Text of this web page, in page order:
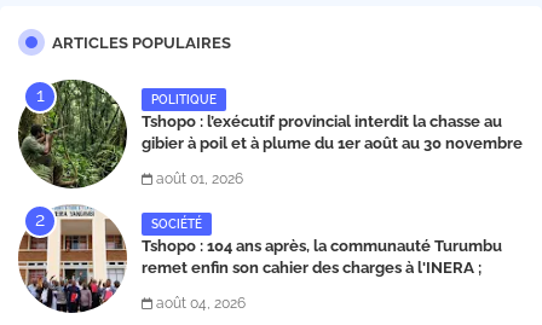
ARTICLES POPULAIRES
POLITIQUE
Tshopo : l’exécutif provincial interdit la chasse au
gibier à poil et à plume du 1er août au 30 novembre
août 01, 2026
SOCIÉTÉ
Tshopo : 104 ans après, la communauté Turumbu
remet enfin son cahier des charges à l'INERA ;
août 04, 2026